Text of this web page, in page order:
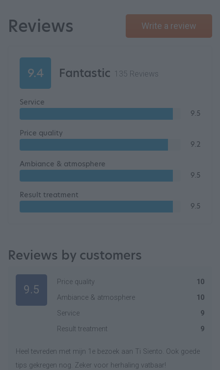
Reviews Write a review
9.4 Fantastic 135 Reviews
Service
9.5
Price quality
9.2
Ambiance & atmosphere
9.5
Result treatment
9.5
Reviews by customers
9.5
Price quality
10
Ambiance & atmosphere
10
Service
9
Result treatment
9
Heel tevreden met mijn 1e bezoek aan Ti Siento. Ook goede
tips gekregen nog. Zeker voor herhaling vatbaar!